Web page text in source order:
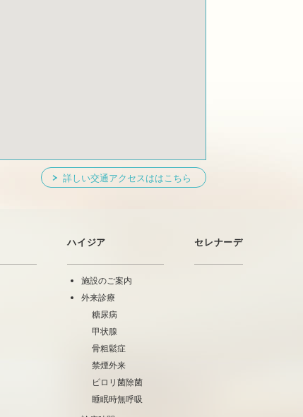
詳しい交通アクセスははこちら
ハイジア
施設のご案内
外来診療
糖尿病
甲状腺
骨粗鬆症
禁煙外来
ピロリ菌除菌
睡眠時無呼吸
セレナーデ